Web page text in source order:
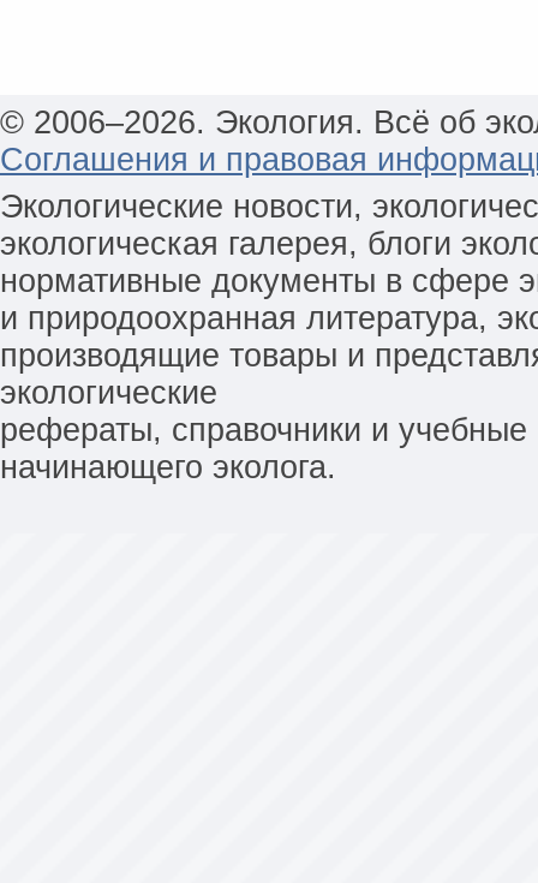
© 2006–2026. Экология. Всё об
Соглашения и правовая
Экологические новости,
экологическая галерея, блоги
нормативные документы в сфере
и природоохранная литература,
производящие товары и
экологические
рефераты, справочники и
начинающего эколога.